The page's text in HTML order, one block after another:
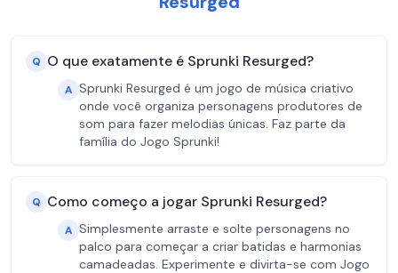
Q O que exatamente é Sprunki Resurged?
A Sprunki Resurged é um jogo de música criativo
onde você organiza personagens produtores de
som para fazer melodias únicas. Faz parte da
família do Jogo Sprunki!
Q Como começo a jogar Sprunki Resurged?
A Simplesmente arraste e solte personagens no
palco para começar a criar batidas e harmonias
camadeadas. Experimente e divirta-se com Jogo